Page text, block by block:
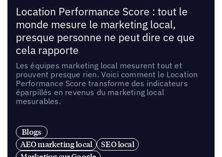
Location Performance Score : tout le
monde mesure le marketing local,
presque personne ne peut dire ce que
cela rapporte
Les équipes marketing local mesurent tout et
prouvent presque rien. Voici comment le Location
Performance Score transforme des indicateurs
éparpillés en revenus du marketing local
mesurables.
Blogs
AEO marketing local
SEO local